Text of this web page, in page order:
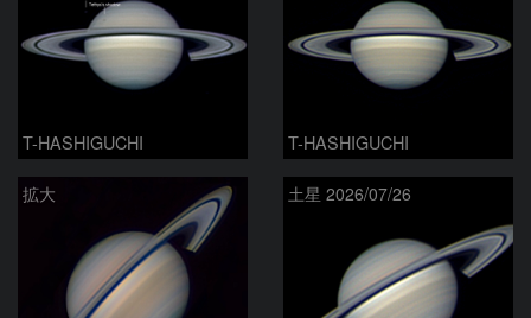
T-HASHIGUCHI T-HASHIGUCHI
拡大 土星 2026/07/26